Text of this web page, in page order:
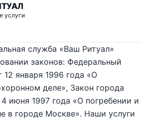
услуги
служба «Ваш Ритуал»
законов: Федеральный
января 1996 года «О
деле», Закон города
июня 1997 года «О погребении и
в городе Москве». Наши услуги